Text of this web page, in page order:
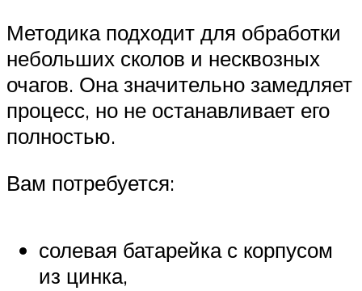
Методика подходит для обработки
небольших сколов и несквозных
очагов. Она значительно замедляет
процесс, но не останавливает его
полностью.
Вам потребуется:
солевая батарейка с корпусом
из цинка,